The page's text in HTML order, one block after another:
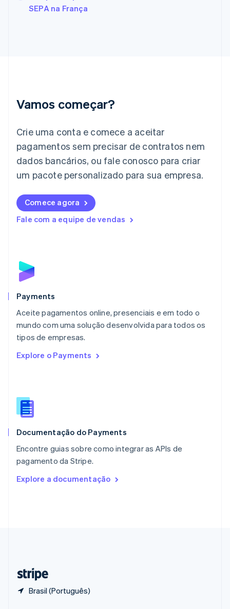
SEPA na França
Vamos começar?
Crie uma conta e comece a aceitar
pagamentos sem precisar de contratos nem
dados bancários, ou fale conosco para criar
um pacote personalizado para sua empresa.
Comece agora
Fale com a equipe de vendas
Payments
Aceite pagamentos online, presenciais e em todo o
mundo com uma solução desenvolvida para todos os
tipos de empresas.
Explore o Payments
Documentação do Payments
Encontre guias sobre como integrar as APIs de
pagamento da Stripe.
Explore a documentação
Brasil (Português)
Français English
Gibraltar
English
Italiano English
日本語English
Letônia
Liechtenstein
Lituânia
English
Luxemburgo
Malta
English
EspañolEnglish
English
Nova Zelândia
English
NederlandsEnglish
Português
RAE de Hong Kong, China
Reino Unido
República Tcheca
English
English